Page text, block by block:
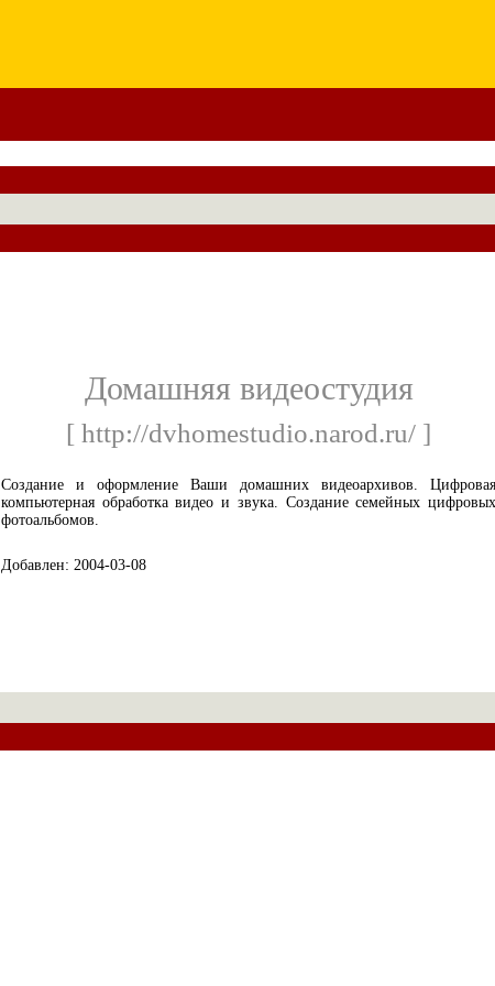
Домашняя видеостудия
[ http://dvhomestudio.narod.ru/ ]
Создание и оформление Ваши домашних видеоархивов. Цифровая
компьютерная обработка видео и звука. Создание семейных цифровых
фотоальбомов.
Добавлен: 2004-03-08